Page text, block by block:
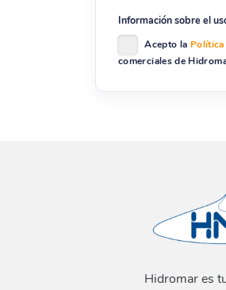
Información sobre el
Acepto la
comerciales de
Hidromar es